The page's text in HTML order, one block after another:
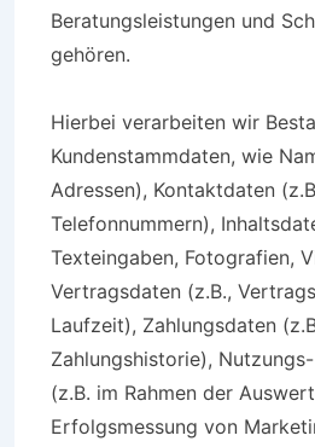
Beratungsleistungen und
gehören.
Hierbei verarbeiten wir
Kundenstammdaten, wie
Adressen), Kontaktdaten
Telefonnummern),
Texteingaben, Fotografien,
Vertragsdaten (z.B.,
Laufzeit), Zahlungsdaten
Zahlungshistorie),
(z.B. im Rahmen der
Erfolgsmessung von